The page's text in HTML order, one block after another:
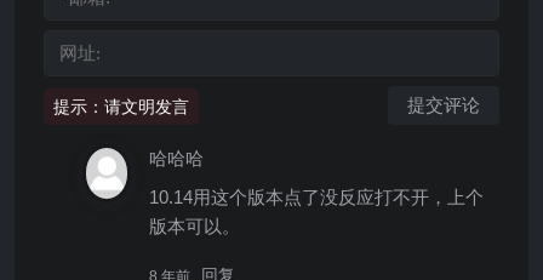
提示：请文明发言
哈哈哈
10.14用这个版本点了没反应打不开，上个
版本可以。
8 年前 回复